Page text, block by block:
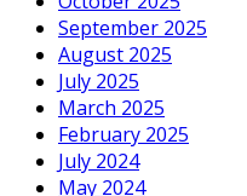
September 2025
August 2025
July 2025
March 2025
February 2025
July 2024
May 2024